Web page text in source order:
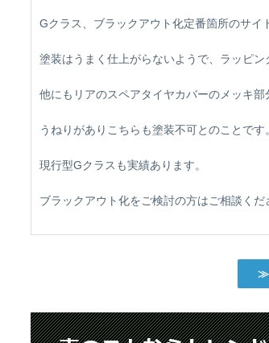
Gクラス、ブラックアウト化定番箇所のサイ
塗装はうまく仕上がらないようで、ラッピン
他にもリアのスペアタイヤカバーのメッキ部
うねりがありこちらも塗装不可とのことです。
現行型Gクラスも実績あります。
ブラックアウト化をご検討の方はご相談くだ
≫